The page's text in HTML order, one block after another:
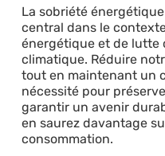
La sobriété
central dans le
énergétique et de lutte
climatique. Réduire
tout en maintenant un
nécessité pour
garantir un avenir
en saurez davantage
consommation.